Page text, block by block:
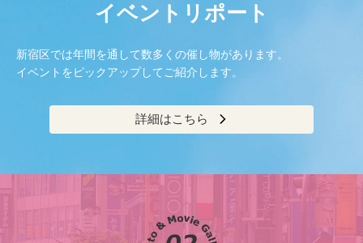
イベントリポート
新宿区では年間を通して数多くの催し物があります。
イベントをピックアップしてご紹介します。
詳細はこちら